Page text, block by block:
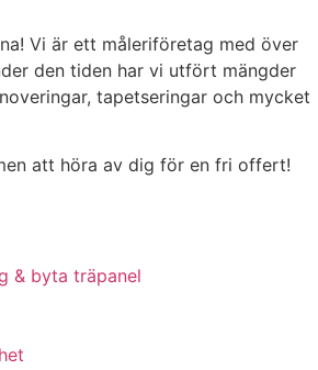
Vi är ett måleriföretag med över
den tiden har vi utfört mängder
tapetseringar och mycket
att höra av dig för en fri offert!
& byta träpanel